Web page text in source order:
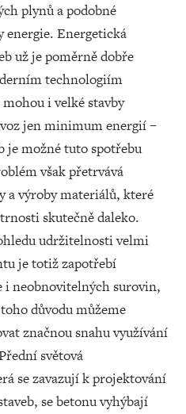
plynů a podobné
Energetická
už je poměrně dobře
technologiím
i velké stavby
jen minimum energií –
je možné tuto spotřebu
však přetrvává
a výroby materiálů, které
skutečně daleko.
udržitelnosti velmi
je totiž zapotřebí
i neobnovitelných surovin,
důvodu můžeme
značnou snahu využívání
světová
se zavazují k projektování
se betonu vyhýbají